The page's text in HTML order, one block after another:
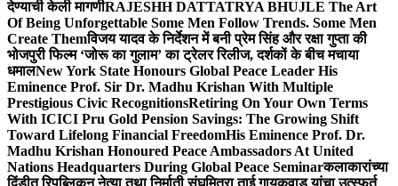
देण्याची केली मागणीRAJESHH DATTATRYA BHUJLE The Art
Of Being Unforgettable Some Men Follow Trends. Some Men
Create Themविजय यादव के निर्देशन में बनी प्रेम सिंह और रक्षा गुप्ता की
भोजपुरी फिल्म ‘जोरू का गुलाम’ का ट्रेलर रिलीज, दर्शकों के बीच मचाया
धमालNew York State Honours Global Peace Leader His
Eminence Prof. Sir Dr. Madhu Krishan With Multiple
Prestigious Civic RecognitionsRetiring On Your Own Terms
With ICICI Pru Gold Pension Savings: The Growing Shift
Toward Lifelong Financial FreedomHis Eminence Prof. Dr.
Madhu Krishan Honoured Peace Ambassadors At United
Nations Headquarters During Global Peace Seminarकलाकारांच्या
दिंडीत रिपब्लिकन नेत्या तथा निर्माती संघमित्रा ताई गायकवाड यांचा उत्स्फूर्त